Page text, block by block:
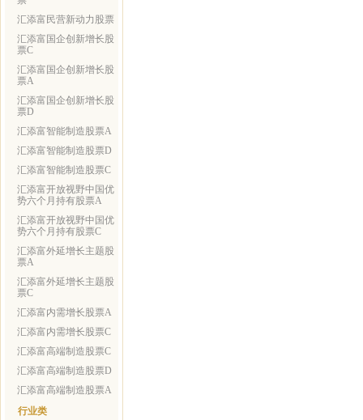
汇添富民营新动力股票
汇添富国企创新增长股
票C
汇添富国企创新增长股
票A
汇添富国企创新增长股
票D
汇添富智能制造股票A
汇添富智能制造股票D
汇添富智能制造股票C
汇添富开放视野中国优
势六个月持有股票A
汇添富开放视野中国优
势六个月持有股票C
汇添富外延增长主题股
票A
汇添富外延增长主题股
票C
汇添富内需增长股票A
汇添富内需增长股票C
汇添富高端制造股票C
汇添富高端制造股票D
汇添富高端制造股票A
行业类